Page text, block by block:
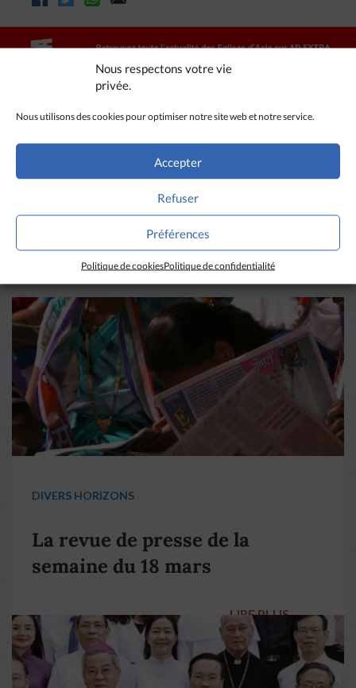
Nous respectons votre vie
privée.
Nous utilisons des cookies pour optimiser notre site web et notre service.
Accepter
Refuser
Préférences
Politique de cookiesPolitique de confidentialité
A LIRE AUSSI
DIVERS HORIZONS
La revue de presse de la
semaine du 18 mars
LIRE PLUS →